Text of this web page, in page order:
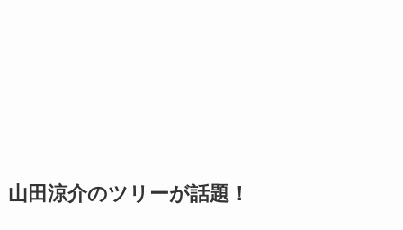
山田涼介のツリーが話題！